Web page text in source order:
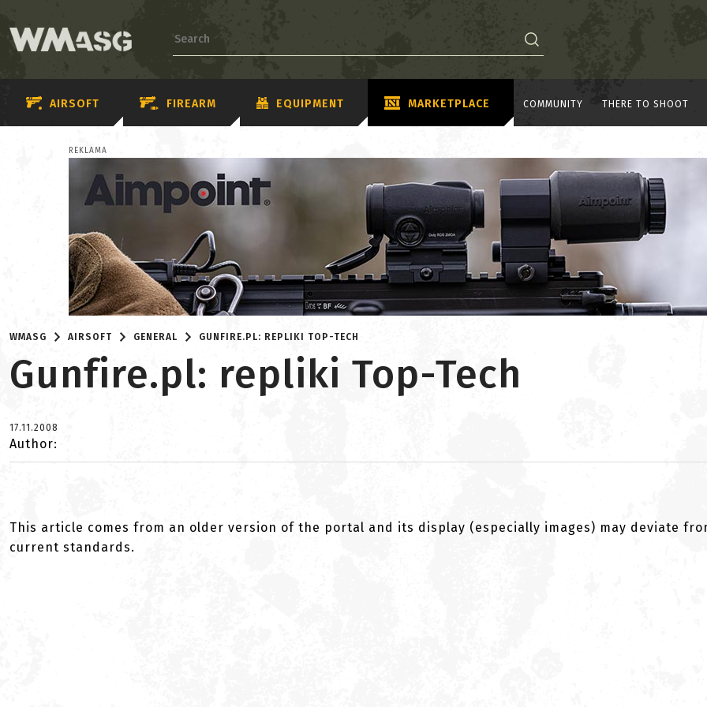
AIRSOFT FIREARM EQUIPMENT MARKETPLACE COMMUNITY THERE TO SHOOT
REKLAMA
WMASG AIRSOFT GENERAL GUNFIRE.PL: REPLIKI TOP-TECH
Gunfire.pl: repliki Top-Tech
17.11.2008
Author:
This article comes from an older version of the portal and its display (especially images) may deviate
current standards.